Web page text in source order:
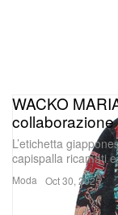
Moda
WACKO
L’etichetta
capispalla ricamati
Oct 30, 2025